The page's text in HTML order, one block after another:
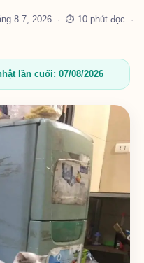
8 7, 2026 · ⏱ 10 phút đọc ·
lần cuối: 07/08/2026